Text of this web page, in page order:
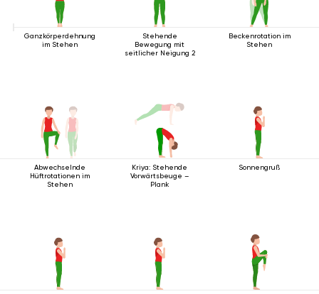
Ganzkörperdehnung
im Stehen
Stehende
Bewegung mit
seitlicher Neigung 2
Beckenrotation im
Stehen
Abwechselnde
Hüftrotationen im
Stehen
Kriya: Stehende
Vorwärtsbeuge –
Plank
Sonnengruß